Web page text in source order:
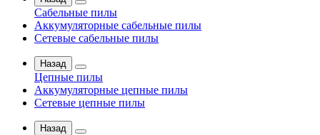
Сабельные пилы
Аккумуляторные сабельные пилы
Сетевые сабельные пилы
Назад
Цепные пилы
Аккумуляторные цепные пилы
Сетевые цепные пилы
Назад